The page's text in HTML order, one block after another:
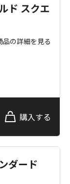
ド スクエ
品の詳細を見る
購入する
ダード